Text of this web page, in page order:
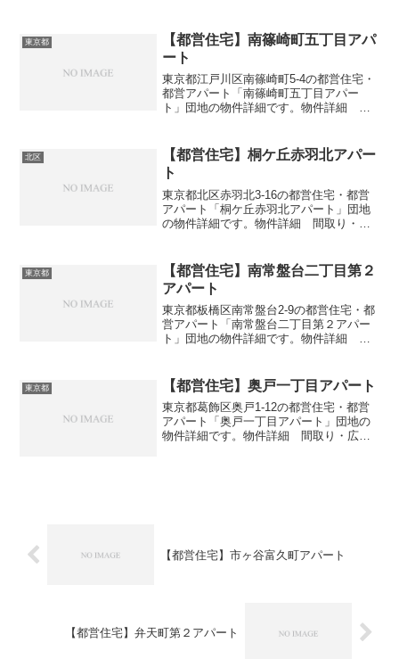
53間取り3DK広さ・面積55-61㎡建設年度
築年数19...
東京都
【都営住宅】南篠崎町五丁目アパ
ート
東京都江戸川区南篠崎町5-4の都営住宅・
都営アパート「南篠崎町五丁目アパー
ト」団地の物件詳細です。物件詳細 間
5-4間取り1DK-4DK広さ・面積35-76㎡建
設年度築...
北区
【都営住宅】桐ケ丘赤羽北アパー
ト
東京都北区赤羽北3-16の都営住宅・都営
アパート「桐ケ丘赤羽北アパート」団地
の物件詳細です。物件詳細 間取り・広
3DK広さ・面積34-57㎡建設年度築年数
2013...
東京都
【都営住宅】南常盤台二丁目第２
アパート
東京都板橋区南常盤台2-9の都営住宅・都
営アパート「南常盤台二丁目第２アパー
ト」団地の物件詳細です。物件詳細 間
台2-9間取り3DK広さ・面積63㎡建設年度
築年数198...
東京都 【都営住宅】奥戸一丁目アパート
東京都葛飾区奥戸1-12の都営住宅・都営
アパート「奥戸一丁目アパート」団地の
物件詳細です。物件詳細 間取り・広さ
【都営住宅】市ヶ谷富久町アパート
【都営住宅】弁天町第２アパート